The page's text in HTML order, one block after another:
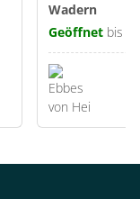
Wadern
Geöffnet bis